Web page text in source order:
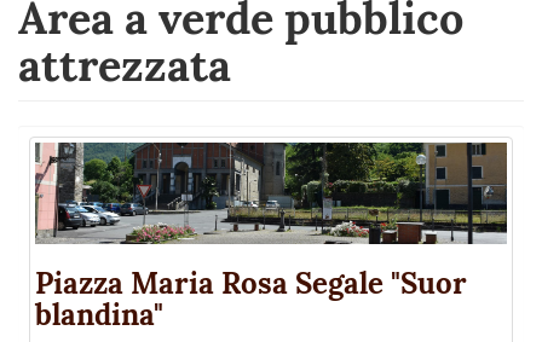
Area a verde pubblico
attrezzata
Piazza Maria Rosa Segale "Suor
blandina"